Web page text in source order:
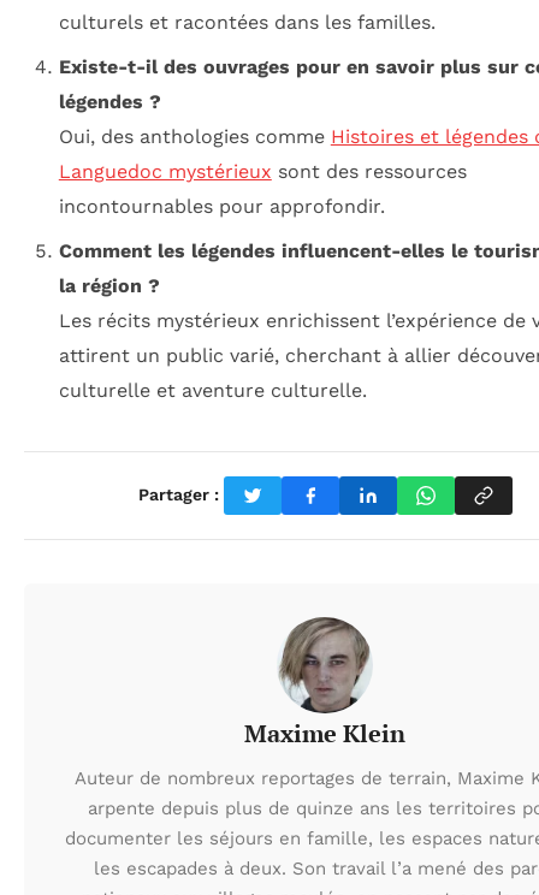
culturels et racontées dans les familles.
Existe-t-il des ouvrages pour en savoir plus sur
légendes ?
Oui, des anthologies comme Histoires et légendes
Languedoc mystérieux sont des ressources
incontournables pour approfondir.
Comment les légendes influencent-elles le
la région ?
Les récits mystérieux enrichissent l’expérience de
attirent un public varié, cherchant à allier
culturelle et aventure culturelle.
Partager :
Maxime Klein
Auteur de nombreux reportages de terrain, Maxime
arpente depuis plus de quinze ans les territoires
documenter les séjours en famille, les espaces
les escapades à deux. Son travail l’a mené des